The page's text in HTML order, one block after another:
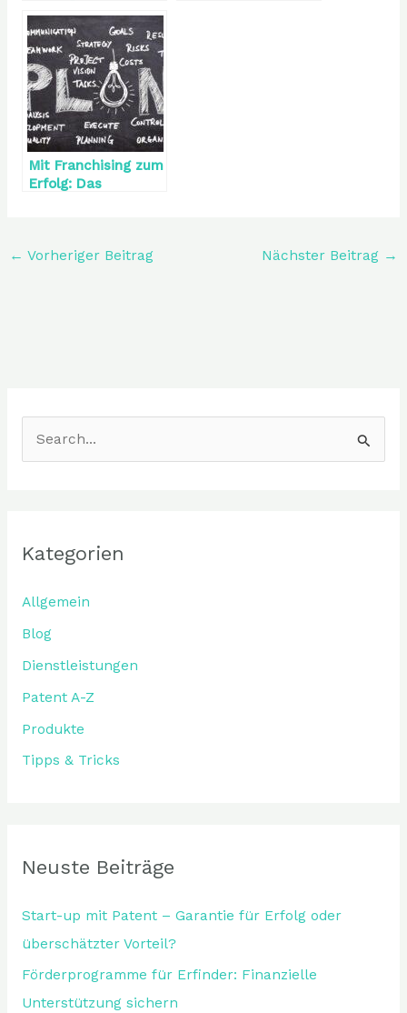
Mit Franchising zum
Erfolg: Das
← Vorheriger Beitrag Nächster Beitrag →
e
a
c
h
:
Kategorien
Allgemein
Blog
Dienstleistungen
Patent A-Z
Produkte
Tipps & Tricks
Neuste Beiträge
Start-up mit Patent – Garantie für Erfolg oder
überschätzter Vorteil?
Förderprogramme für Erfinder: Finanzielle
Unterstützung sichern